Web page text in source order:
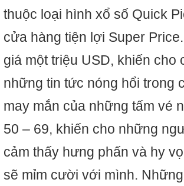
thuộc loại hình xổ số Quick
cửa hàng tiện lợi Super
giá một triệu USD, khiến cho
những tin tức nóng hổi trong
may mắn của những tấm vé
50 – 69, khiến cho những
cảm thấy hưng phấn và hy
sẽ mỉm cười với mình.